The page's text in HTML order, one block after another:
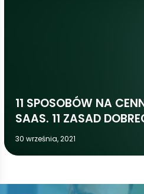
11 SPOSOBÓW NA
SAAS. 11 ZASAD
30 września, 2021